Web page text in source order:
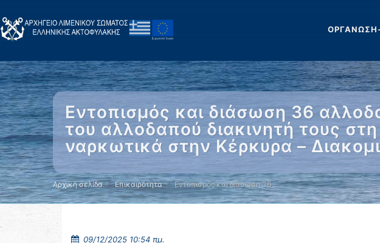
ΟΡΓΑΝΩΣΗ-
Εντοπισμός και διάσωση 36
του αλλοδαπού διακινητή τους
ναρκωτικά στην Κέρκυρα –
Αρχική σελίδα Επικαιρότητα Εντοπισμός και διάσωση 36 …
09/12/2025 10:54 πμ.